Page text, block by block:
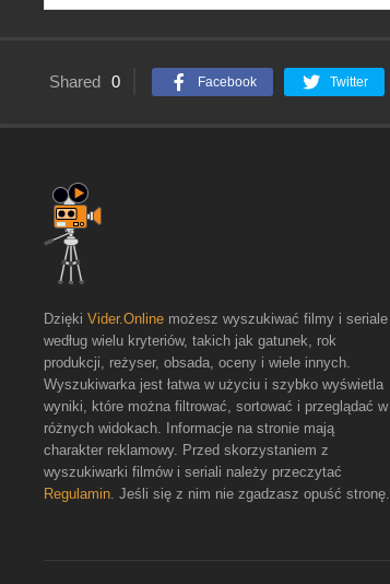
Shared 0 Facebook Twitter
Dzięki Vider.Online możesz wyszukiwać filmy i seriale
według wielu kryteriów, takich jak gatunek, rok
produkcji, reżyser, obsada, oceny i wiele innych.
Wyszukiwarka jest łatwa w użyciu i szybko wyświetla
wyniki, które można filtrować, sortować i przeglądać w
różnych widokach. Informacje na stronie mają
charakter reklamowy. Przed skorzystaniem z
wyszukiwarki filmów i seriali należy przeczytać
Regulamin. Jeśli się z nim nie zgadzasz opuść stronę.